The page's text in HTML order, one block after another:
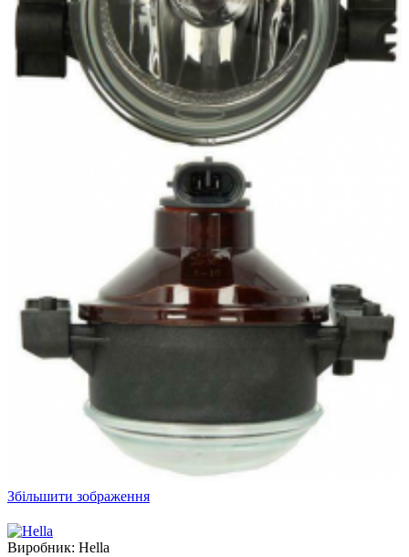
Збільшити зображення
Виробник: Hella